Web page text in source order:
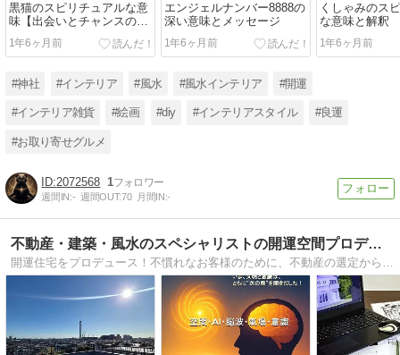
黒猫のスピリチュアルな意
味【出会いとチャンスの訪
れ】
1年6ヶ月前
エンジェルナンバー8888の
深い意味とメッセージ
1年6ヶ月前
くしゃみのス
な意味と解釈
1年6ヶ月前
#神社 #インテリア #風水 #風水インテリア #開運
#インテリア雑貨 #絵画 #diy #インテリアスタイル #良運
#お取り寄せグルメ
2072568 1
週間IN:- 週間OUT:70 月間IN:-
不動産・建築・風水のスペシャリストの開運空間プロデュース
開運住宅をプロデュース！不慣れなお客様のために、不動産の選定から資金計画、設計企画、インテリアコーディネート、引き渡しまでの業務をワンストップにて提供します。